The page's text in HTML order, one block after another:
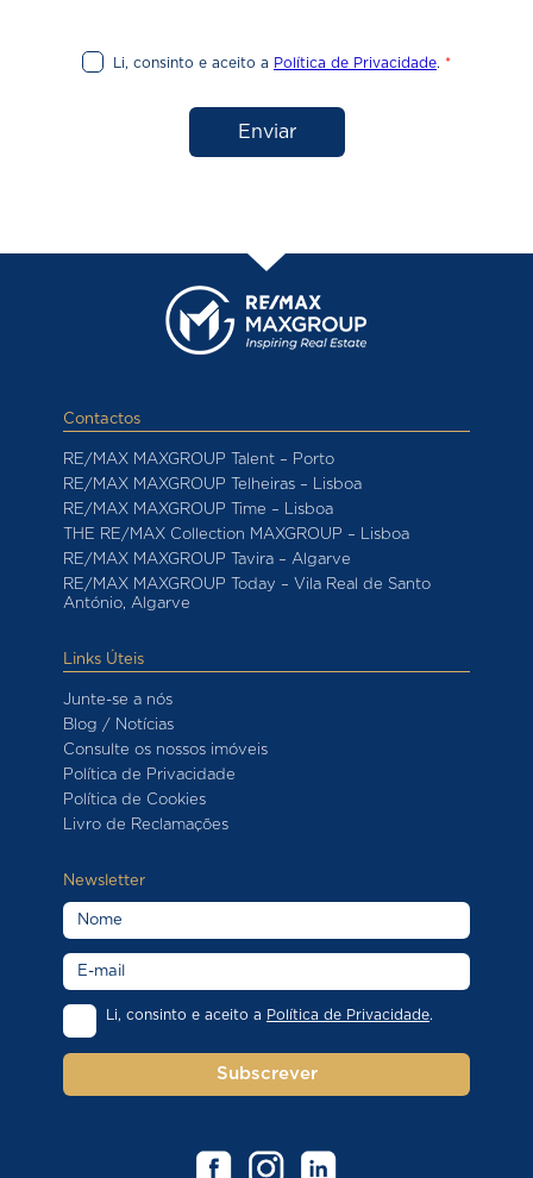
Li, consinto e aceito a Política de Privacidade. *
Enviar
Contactos
RE/MAX MAXGROUP Talent – Porto
RE/MAX MAXGROUP Telheiras – Lisboa
RE/MAX MAXGROUP Time – Lisboa
THE RE/MAX Collection MAXGROUP – Lisboa
RE/MAX MAXGROUP Tavira – Algarve
RE/MAX MAXGROUP Today – Vila Real de Santo
António, Algarve
Links Úteis
Junte-se a nós
Blog / Notícias
Consulte os nossos imóveis
Política de Privacidade
Política de Cookies
Livro de Reclamações
Newsletter
Li, consinto e aceito a Política de Privacidade.
Subscrever